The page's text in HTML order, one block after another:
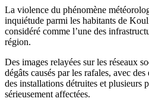
La violence du phénomène
inquiétude parmi les habitants de
considéré comme l’une des
région.
Des images relayées sur les réseaux
dégâts causés par les rafales, avec
des installations détruites et plusieurs
sérieusement affectées.